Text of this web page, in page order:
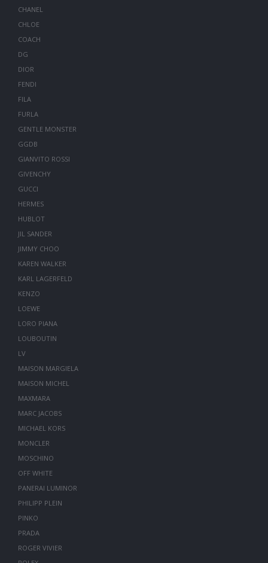
CHANEL
CHLOE
COACH
DG
DIOR
FENDI
FILA
FURLA
GENTLE MONSTER
GGDB
GIANVITO ROSSI
GIVENCHY
GUCCI
HERMES
HUBLOT
JIL SANDER
JIMMY CHOO
KAREN WALKER
KARL LAGERFELD
KENZO
LOEWE
LORO PIANA
LOUBOUTIN
LV
MAISON MARGIELA
MAISON MICHEL
MAXMARA
MARC JACOBS
MICHAEL KORS
MONCLER
MOSCHINO
OFF WHITE
PANERAI LUMINOR
PHILIPP PLEIN
PINKO
PRADA
ROGER VIVIER